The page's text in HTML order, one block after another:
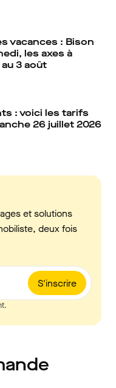
vacances : Bison
les axes à
3 août
: voici les tarifs
26 juillet 2026
et solutions
deux fois
S'inscrire